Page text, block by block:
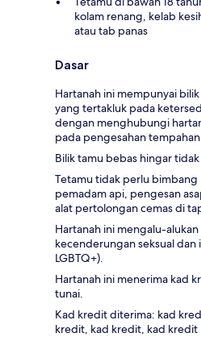
kolam renang, kelab
atau tab panas
Dasar
Hartanah ini mempunyai
yang tertakluk pada
dengan menghubungi
pada pengesahan
Bilik tamu bebas hingar
Tetamu tidak perlu
pemadam api, pengesan
alat pertolongan cemas di
Hartanah ini mengalu-
kecenderungan seksual dan
LGBTQ+).
Hartanah ini menerima kad
tunai.
Kad kredit diterima: kad
kredit, kad kredit, kad kredit